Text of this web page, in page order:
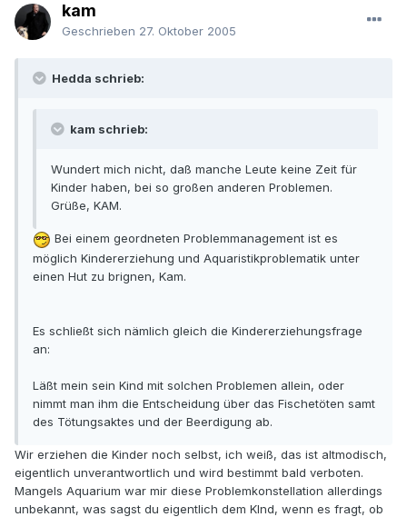
kam
Geschrieben 27. Oktober 2005
Hedda schrieb:
kam schrieb:
Wundert mich nicht, daß manche Leute keine Zeit für
Kinder haben, bei so großen anderen Problemen.
Grüße, KAM.
Bei einem geordneten Problemmanagement ist es
möglich Kindererziehung und Aquaristikproblematik unter
einen Hut zu brignen, Kam.
Es schließt sich nämlich gleich die Kindererziehungsfrage
an:
Läßt mein sein Kind mit solchen Problemen allein, oder
nimmt man ihm die Entscheidung über das Fischetöten samt
des Tötungsaktes und der Beerdigung ab.
Wir erziehen die Kinder noch selbst, ich weiß, das ist altmodisch,
eigentlich unverantwortlich und wird bestimmt bald verboten.
Mangels Aquarium war mir diese Problemkonstellation allerdings
unbekannt, was sagst du eigentlich dem KInd, wenn es fragt, ob